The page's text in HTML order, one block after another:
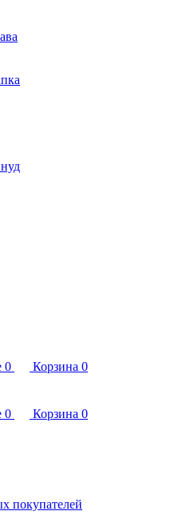
0 Корзина 0
0 Корзина 0
покупателей